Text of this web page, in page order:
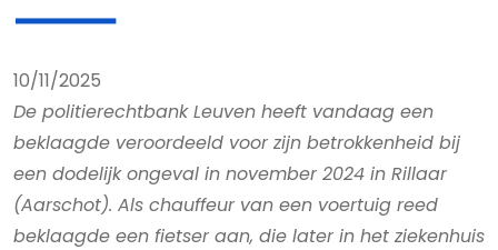
10/11/2025
De politierechtbank Leuven heeft vandaag een
beklaagde veroordeeld voor zijn betrokkenheid bij
een dodelijk ongeval in november 2024 in Rillaar
(Aarschot). Als chauffeur van een voertuig reed
beklaagde een fietser aan, die later in het ziekenhuis